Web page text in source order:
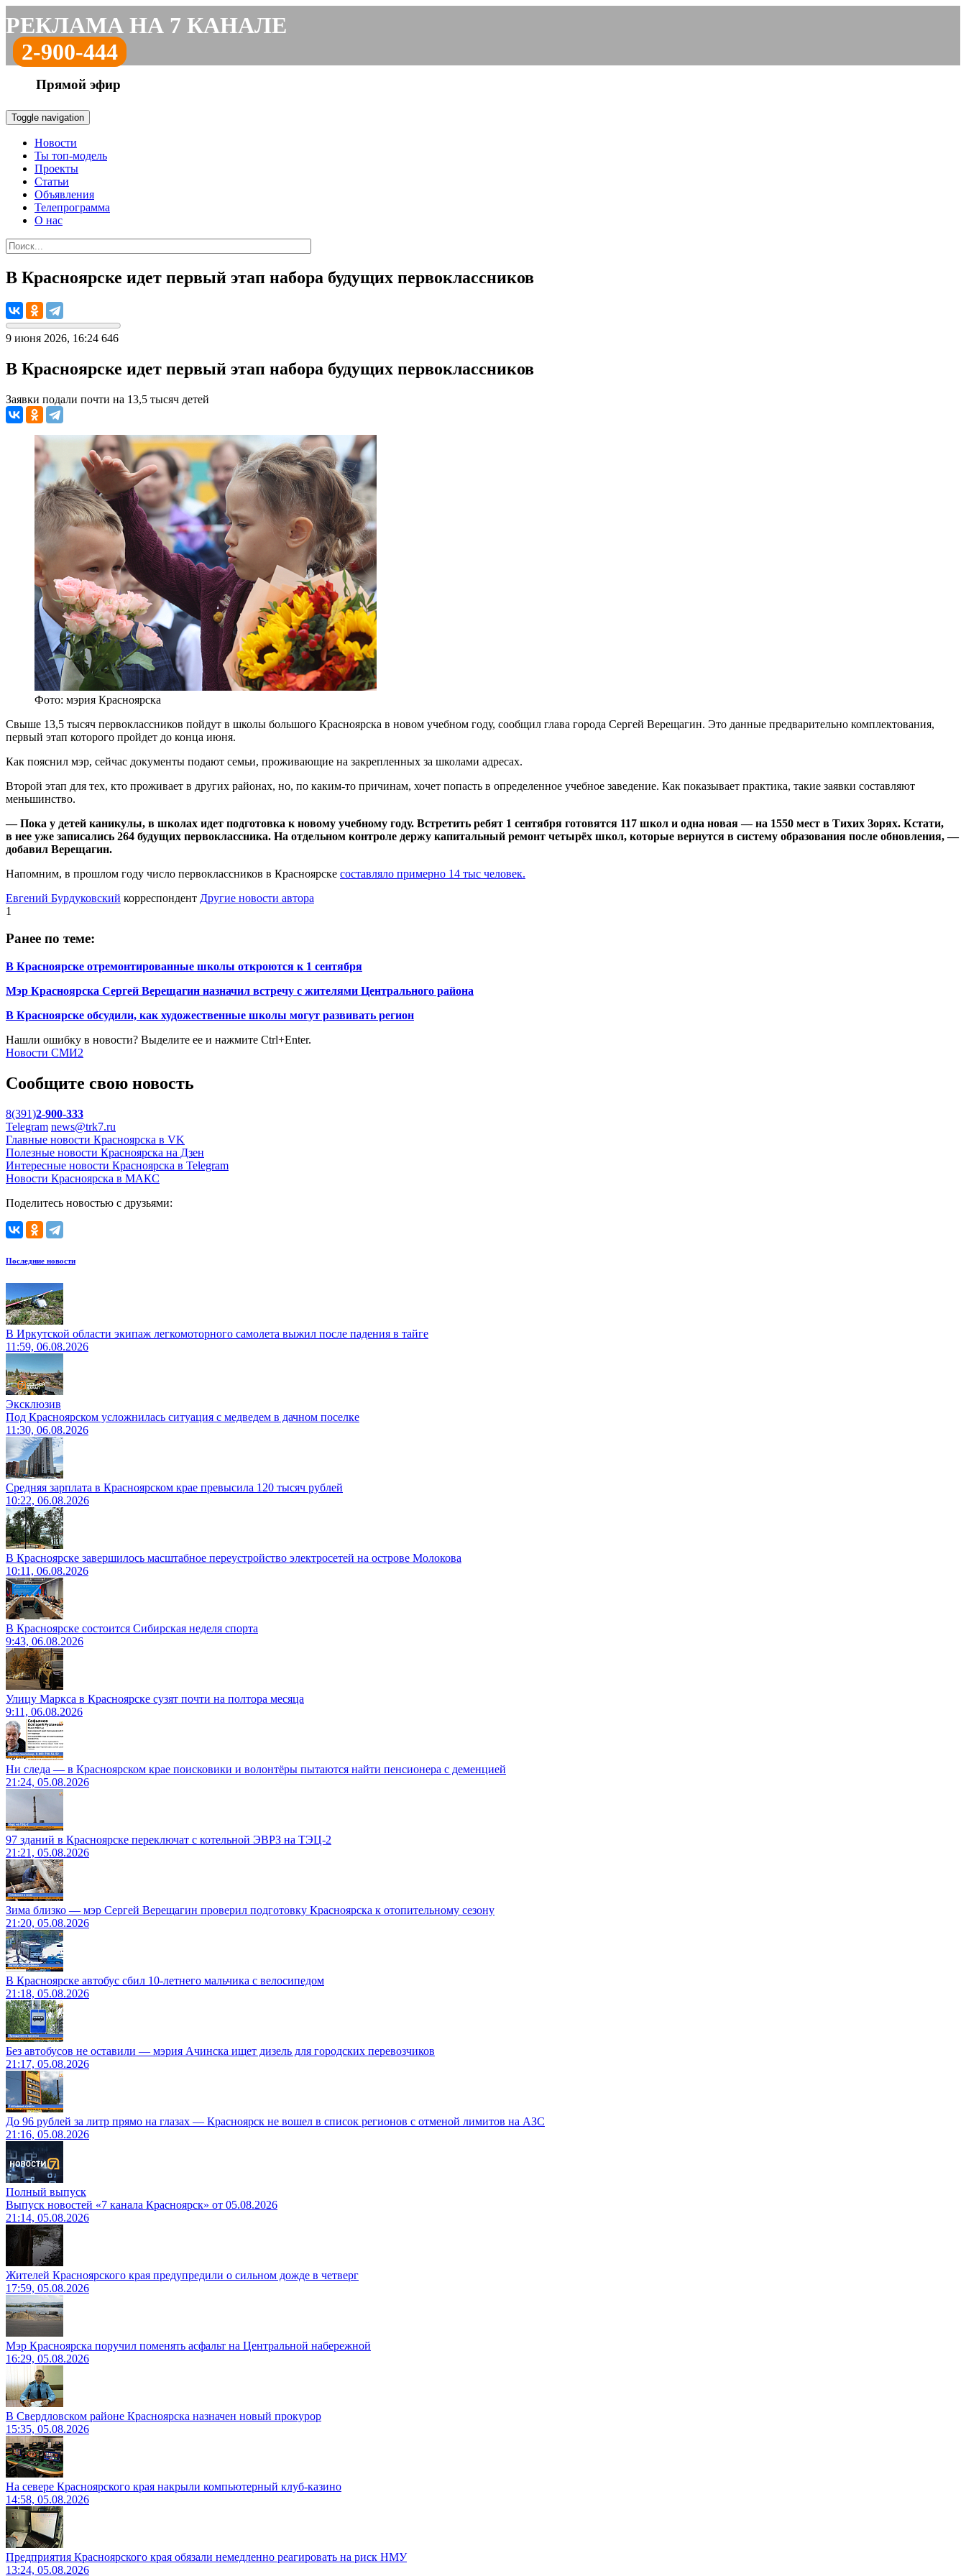
РЕКЛАМА НА 7 КАНАЛЕ
2-900-444
Прямой эфир
Toggle navigation
Новости
Ты топ-модель
Проекты
Статьи
Объявления
Телепрограмма
О нас
В Красноярске идет первый этап набора будущих первоклассников
9 июня 2026, 16:24 646
В Красноярске идет первый этап набора будущих первоклассников
Заявки подали почти на 13,5 тысяч детей
Фото: мэрия Красноярска
Свыше 13,5 тысяч первоклассников пойдут в школы большого Красноярска в новом учебном году, сообщил глава города Сергей Верещагин. Это данные предварительно комплектования,
первый этап которого пройдет до конца июня.
Как пояснил мэр, сейчас документы подают семьи, проживающие на закрепленных за школами адресах.
Второй этап для тех, кто проживает в других районах, но, по каким-то причинам, хочет попасть в определенное учебное заведение. Как показывает практика, такие заявки составляют
меньшинство.
— Пока у детей каникулы, в школах идет подготовка к новому учебному году. Встретить ребят 1 сентября готовятся 117 школ и одна новая — на 1550 мест в Тихих Зорях. Кстати,
в нее уже записались 264 будущих первоклассника. На отдельном контроле держу капитальный ремонт четырёх школ, которые вернутся в систему образования после обновления, —
добавил Верещагин.
Напомним, в прошлом году число первоклассников в Красноярске составляло примерно 14 тыс человек.
Евгений Бурдуковский корреспондент Другие новости автора
1
Ранее по теме:
В Красноярске отремонтированные школы откроются к 1 сентября
Мэр Красноярска Сергей Верещагин назначил встречу с жителями Центрального района
В Красноярске обсудили, как художественные школы могут развивать регион
Нашли ошибку в новости? Выделите ее и нажмите Ctrl+Enter.
Новости СМИ2
Сообщите свою новость
8(391)2-900-333
Telegram news@trk7.ru
Главные новости Красноярска в VK
Полезные новости Красноярска на Дзен
Интересные новости Красноярска в Telegram
Новости Красноярска в МАКС
Поделитесь новостью с друзьями:
Последние новости
В Иркутской области экипаж легкомоторного самолета выжил после падения в тайге
11:59, 06.08.2026
Эксклюзив
Под Красноярском усложнилась ситуация с медведем в дачном поселке
11:30, 06.08.2026
Средняя зарплата в Красноярском крае превысила 120 тысяч рублей
10:22, 06.08.2026
В Красноярске завершилось масштабное переустройство электросетей на острове Молокова
10:11, 06.08.2026
В Красноярске состоится Сибирская неделя спорта
9:43, 06.08.2026
Улицу Маркса в Красноярске сузят почти на полтора месяца
9:11, 06.08.2026
Ни следа — в Красноярском крае поисковики и волонтёры пытаются найти пенсионера с деменцией
21:24, 05.08.2026
97 зданий в Красноярске переключат с котельной ЭВРЗ на ТЭЦ-2
21:21, 05.08.2026
Зима близко — мэр Сергей Верещагин проверил подготовку Красноярска к отопительному сезону
21:20, 05.08.2026
В Красноярске автобус сбил 10-летнего мальчика с велосипедом
21:18, 05.08.2026
Без автобусов не оставили — мэрия Ачинска ищет дизель для городских перевозчиков
21:17, 05.08.2026
До 96 рублей за литр прямо на глазах — Красноярск не вошел в список регионов с отменой лимитов на АЗС
21:16, 05.08.2026
Полный выпуск
Выпуск новостей «7 канала Красноярск» от 05.08.2026
21:14, 05.08.2026
Жителей Красноярского края предупредили о сильном дожде в четверг
17:59, 05.08.2026
Мэр Красноярска поручил поменять асфальт на Центральной набережной
16:29, 05.08.2026
В Свердловском районе Красноярска назначен новый прокурор
15:35, 05.08.2026
На севере Красноярского края накрыли компьютерный клуб-казино
14:58, 05.08.2026
Предприятия Красноярского края обязали немедленно реагировать на риск НМУ
13:24, 05.08.2026